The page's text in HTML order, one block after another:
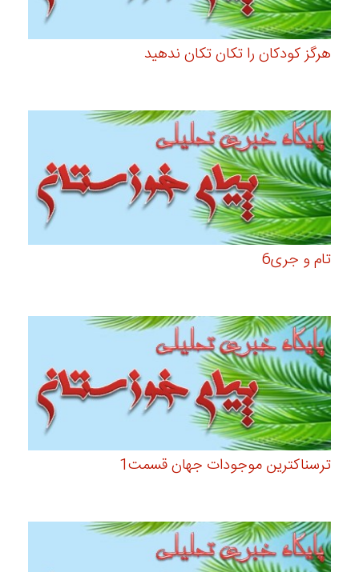
هرگز کودکان را تکان تکان ندهید
تام و جری6
ترسناکترین موجودات جهان قسمت1